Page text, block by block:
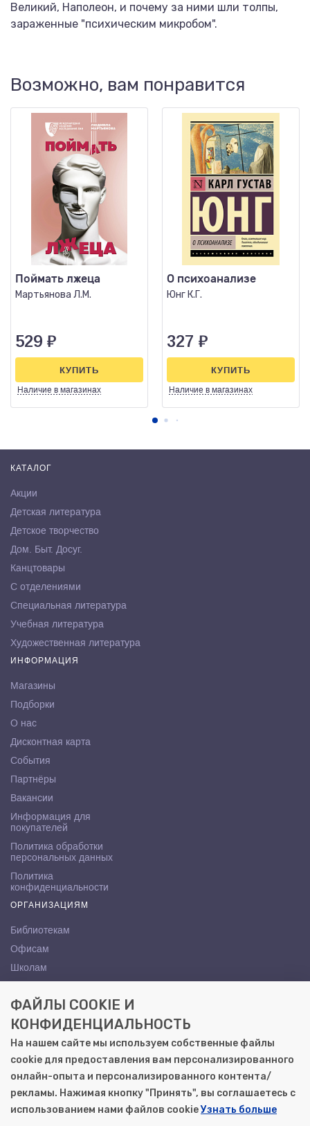
Великий, Наполеон, и почему за ними шли толпы,
зараженные "психическим микробом".
Возможно, вам понравится
Поймать лжеца
Мартьянова Л.М.
529 ₽
Наличие в магазинах
КУПИТЬ
О психоанализе
Юнг К.Г.
327 ₽
Наличие в магазинах
КУПИТЬ
КАТАЛОГ
Акции
Детская литература
Детское творчество
Дом. Быт. Досуг.
Канцтовары
С отделениями
Специальная литература
Учебная литература
Художественная литература
ИНФОРМАЦИЯ
Магазины
Подборки
О нас
Дисконтная карта
События
Партнёры
Вакансии
Информация для
покупателей
Политика обработки
персональных данных
Политика
конфиденциальности
ОРГАНИЗАЦИЯМ
Библиотекам
Офисам
Школам
КОНТАКТЫ
Саратов, ул. Осипова, 10А
+7 (8452) 72-65-65
gemera@moya-kniga.ru
ФАЙЛЫ COOKIE И
КОНФИДЕНЦИАЛЬНОСТЬ
На нашем сайте мы используем собственные файлы
cookie для предоставления вам персонализированного
онлайн-опыта и персонализированного контента/
рекламы. Нажимая кнопку "Принять", вы соглашаетесь с
использованием нами файлов cookieУзнать больше